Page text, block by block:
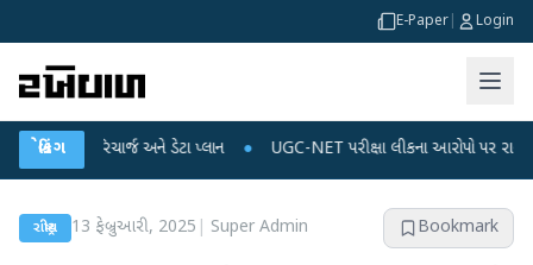
E-Paper Login
બ્રેકિંગ
રિચાર્જ અને ડેટા પ્લાન ● UGC-NET પરીક્ષા લીકના આરોપો પર રાહુલ ગાંધીએ
રાષ્ટ્રીય 13 ફેબ્રુઆરી, 2025 Super Admin Bookmark